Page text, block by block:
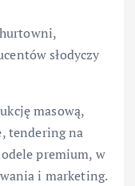
słodyczy
masową,
tendering na
premium, w
i marketing.